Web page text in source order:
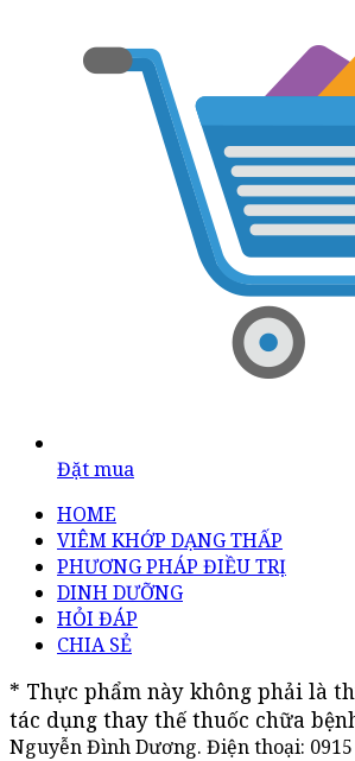
Đặt mua
HOME
VIÊM KHỚP DẠNG THẤP
PHƯƠNG PHÁP ĐIỀU TRỊ
DINH DƯỠNG
HỎI ĐÁP
CHIA SẺ
* Thực phẩm này không phải là
tác dụng thay thế thuốc chữa
Nguyễn Đình Dương. Điện thoại: